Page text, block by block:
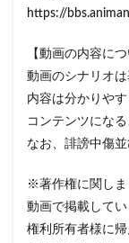
https://
【動画の内容につ
動画のシナリオは
内容は分かりや
コンテンツにな
なお、誹謗中傷
※著作権に関しま
動画で掲載して
権利所有者様に帰